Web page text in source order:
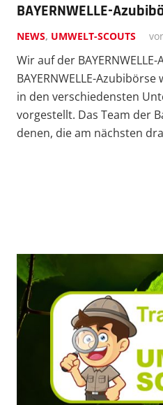
BAYERN­WELLE-
NEWS, UMWELT-SCOUTS
Wir auf der
BAYERN­WELLE-
in den verschie­densten
vorgestellt. Das Team der
denen, die am nächsten